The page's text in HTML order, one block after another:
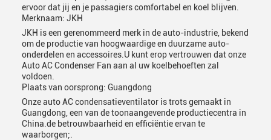
ervoor dat jij en je passagiers comfortabel en koel blijven.
Merknaam: JKH
JKH is een gerenommeerd merk in de auto-industrie, bekend
om de productie van hoogwaardige en duurzame auto-
onderdelen en accessoires.U kunt erop vertrouwen dat onze
Auto AC Condenser Fan aan al uw koelbehoeften zal
voldoen.
Plaats van oorsprong: Guangdong
Onze auto AC condensatieventilator is trots gemaakt in
Guangdong, een van de toonaangevende productiecentra in
China.de betrouwbaarheid en efficiëntie ervan te
waarborgen;.